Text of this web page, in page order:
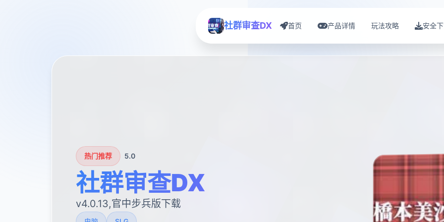
社群审查DX 首页 产品详情 玩法攻略 安全
热门推荐 5.0
社群审查DX
v4.0.13,官中步兵版下载